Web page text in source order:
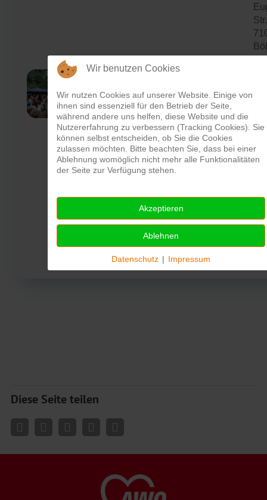
-
Kinderstadtranderholung
vor
Diese Seite teilen
Wir benutzen Cookies
Wir nutzen Cookies auf unserer Website. Einige von
ihnen sind essenziell für den Betrieb der Seite,
während andere uns helfen, diese Website und die
Nutzererfahrung zu verbessern (Tracking Cookies). Sie
können selbst entscheiden, ob Sie die Cookies
zulassen möchten. Bitte beachten Sie, dass bei einer
Ablehnung womöglich nicht mehr alle Funktionalitäten
der Seite zur Verfügung stehen.
Akzeptieren
Ablehnen
Datenschutz | Impressum